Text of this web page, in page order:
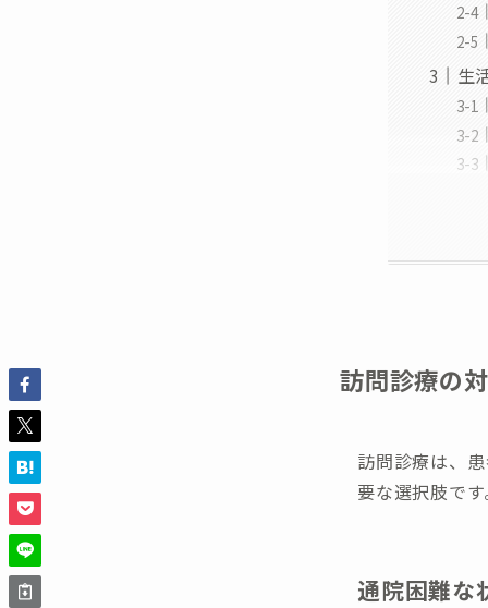
生
訪問診療の
訪問診療は、
要な選択肢で
通院困難な